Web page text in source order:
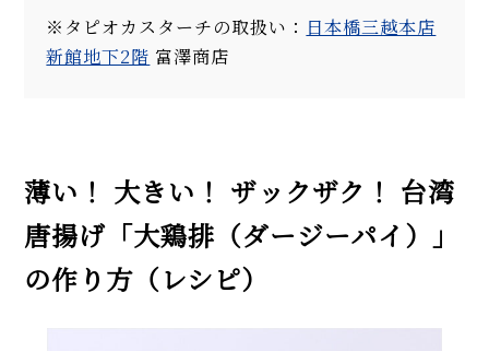
※タピオカスターチの取扱い： 日本橋三越本店
新館地下2階 富澤商店
薄い！ 大きい！ ザックザク！ 台湾
唐揚げ「大鶏排（ダージーパイ）」
の作り方（レシピ）